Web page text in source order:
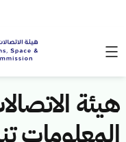
هيئة
المعلومات